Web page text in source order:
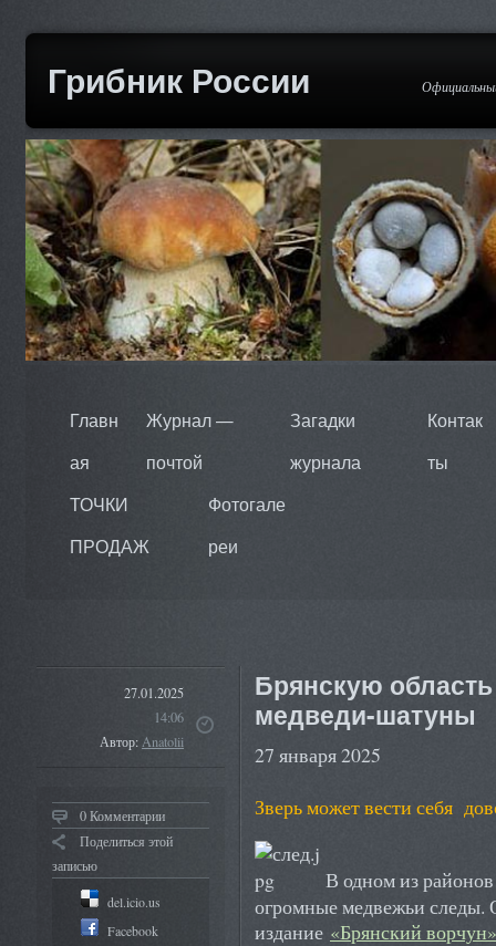
Грибник России
Главн
ая
Журнал —
почтой
Загадки
журнала
Контак
ты
ТОЧКИ
ПРОДАЖ
Фотогале
реи
27.01.2025
14:06
Автор:Anatolii
0 Комментарии
Поделиться этой
записью
del.icio.us
Facebook
Брянскую
медведи-шатуны
27 января 2025
Зверь может вести себя
В одном из
огромные медвежьи следы.
издание «Брянский